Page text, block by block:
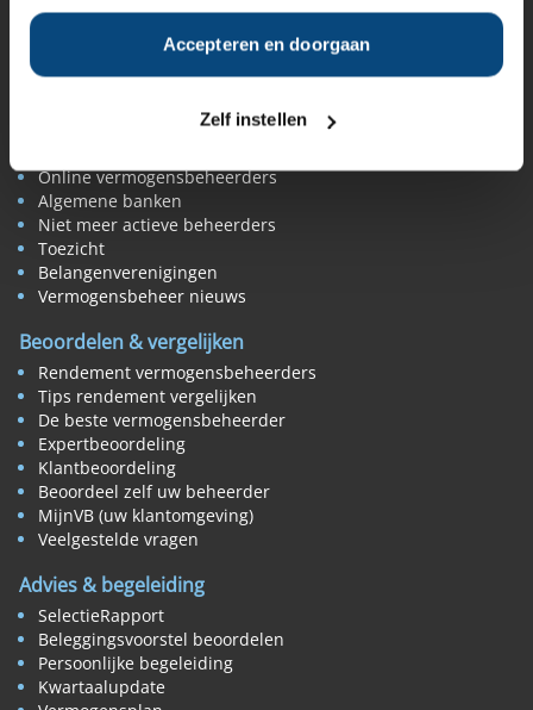
Accepteren en doorgaan
Zelf instellen
Vermogensbeheer
Alle vermogensbeheerders in Nederland
Vermogensbeheerders per regio
Online vermogensbeheerders
Algemene banken
Niet meer actieve beheerders
Toezicht
Belangenverenigingen
Vermogensbeheer nieuws
Beoordelen & vergelijken
Rendement vermogensbeheerders
Tips rendement vergelijken
De beste vermogensbeheerder
Expertbeoordeling
Klantbeoordeling
Beoordeel zelf uw beheerder
MijnVB (uw klantomgeving)
Veelgestelde vragen
Advies & begeleiding
SelectieRapport
Beleggingsvoorstel beoordelen
Persoonlijke begeleiding
Kwartaalupdate